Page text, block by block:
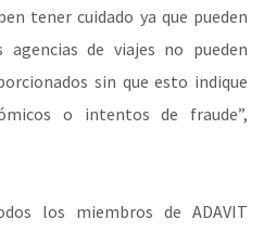
tener cuidado ya que pueden
agencias de viajes no pueden
sin que esto indique
o intentos de fraude”,
los miembros de ADAVIT